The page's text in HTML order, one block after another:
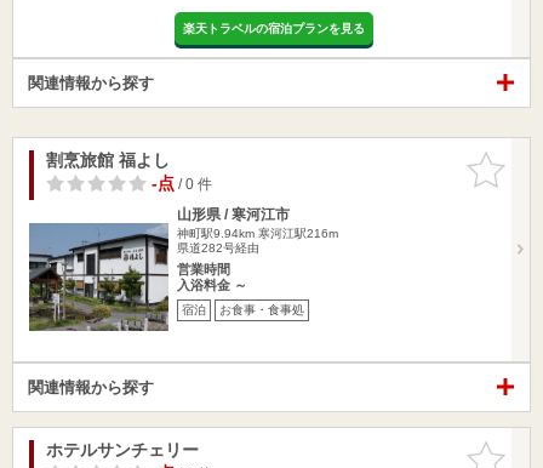
楽天トラベルの宿泊プランを見る
関連情報から探す
お気に入
りに追加
割烹旅館 福よし
-点/ 0 件
山形県 / 寒河江市
神町駅9.94km 寒河江駅216m
県道282号経由
営業時間
入浴料金 ～
宿泊 お食事・食事処
関連情報から探す
お気に入
ホテルサンチェリー